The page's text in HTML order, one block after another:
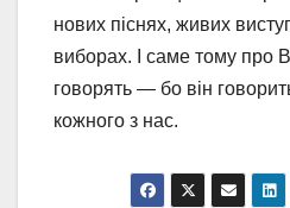
нових піснях, живих
виборах. І саме тому про
говорять — бо він
кожного з нас.